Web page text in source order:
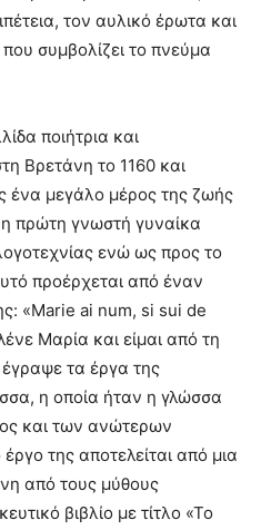
τον αυλικό έρωτα και
που συμβολίζει το πνεύμα
ποιήτρια και
Βρετάνη το 1160 και
ένα μεγάλο μέρος της ζωής
η πρώτη γνωστή γυναίκα
ενώ ως προς το
προέρχεται από έναν
«Marie ai num, si sui de
Μαρία και είμαι από τη
τα έργα της
η οποία ήταν η γλώσσα
και των ανώτερων
της αποτελείται από μια
από τους μύθους
βιβλίο με τίτλο «Το